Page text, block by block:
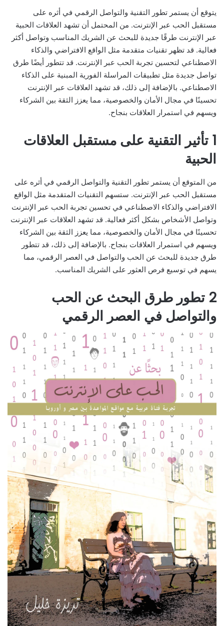
يتوقع أن يستمر تطور التقنية والتواصل الرقمي في أثره على
مستقبل الحب عبر الإنترنت. من المحتمل أن تشهد العلاقات الحبية
عبر الإنترنت طرقًا جديدة للبحث عن الشريك المناسب وتواصل أكثر
فعالية. قد تظهر تقنيات متقدمة مثل الواقع الافتراضي والذكاء
الاصطناعي لتحسين تجربة الحب عبر الإنترنت. قد تتطور أيضًا طرق
تواصل جديدة مثل تطبيقات المراسلة الفورية المبنية على الذكاء
الاصطناعي. بالإضافة إلى ذلك، قد تشهد العلاقات عبر الإنترنت
تحسينًا في مجال الأمان والخصوصية، مما يعزز الثقة بين الشركاء
ويسهم في استمرار العلاقات بنجاح.
1 تأثير التقنية على مستقبل العلاقات
الحبية
من المتوقع أن يستمر تطور التقنية والتواصل الرقمي في أثره على
مستقبل الحب عبر الإنترنت. ستسهم التقنيات المتقدمة مثل الواقع
الافتراضي والذكاء الاصطناعي في تحسين تجربة الحب عبر الإنترنت
وتواصل الأشخاص بشكل أكثر فعالية. قد تشهد العلاقات عبر الإنترنت
تحسينًا في مجال الأمان والخصوصية، مما يعزز الثقة بين الشركاء
ويسهم في استمرار العلاقات بنجاح. بالإضافة إلى ذلك، قد تتطور
طرق جديدة للبحث عن الحب والتواصل في العصر الرقمي، مما
يسهم في توسيع فرص العثور على الشريك المناسب.
2 تطور طرق البحث عن الحب
والتواصل في العصر الرقمي